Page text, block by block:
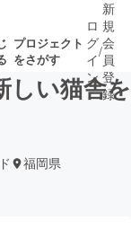
プロジェクト
をさがす
近いプ
されます
ロ
グ
イ
ン
/
新
規
会
員
登
録
しい猫舎を
福岡県